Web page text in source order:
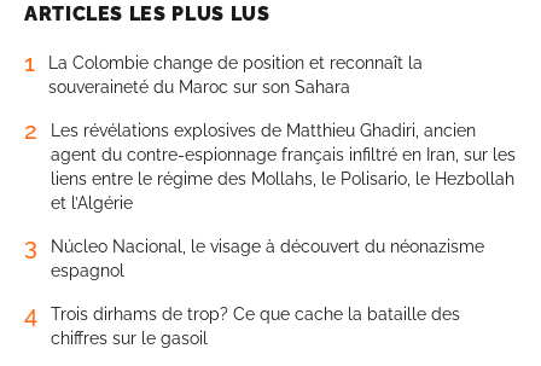
ARTICLES LES PLUS LUS
1
La Colombie change de position et reconnaît la
souveraineté du Maroc sur son Sahara
2
Les révélations explosives de Matthieu Ghadiri, ancien
agent du contre-espionnage français infiltré en Iran, sur les
liens entre le régime des Mollahs, le Polisario, le Hezbollah
et l’Algérie
3
Núcleo Nacional, le visage à découvert du néonazisme
espagnol
4
Trois dirhams de trop? Ce que cache la bataille des
chiffres sur le gasoil